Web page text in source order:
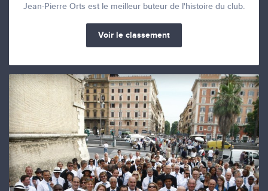
Jean-Pierre Orts est le meilleur buteur de l'histoire du club.
Voir le classement